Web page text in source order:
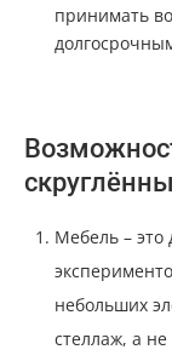
принимать
Мебель – это
небольших
стеллаж, а